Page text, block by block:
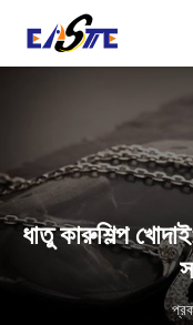
ধাতু কারুশিল্প